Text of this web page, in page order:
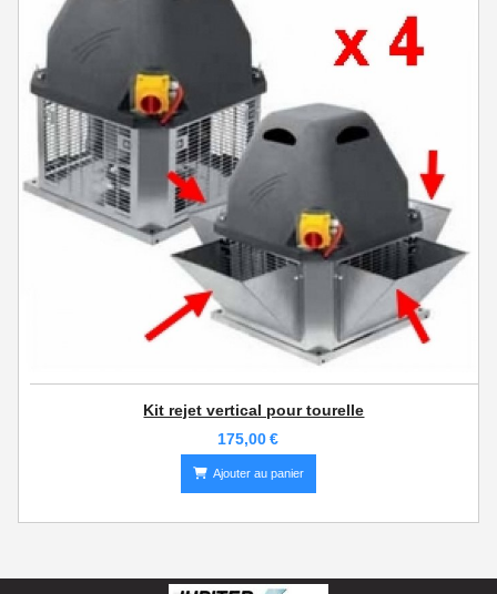
Kit rejet vertical pour tourelle
175,00€
Ajouter au panier